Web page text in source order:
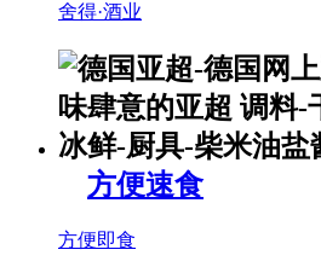
舍得·酒业
方便速食
方便即食